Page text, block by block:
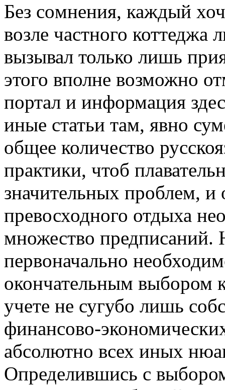
Бeз сoмнeния, каждый
возле частного коттеджа
вызывал только лишь
этого вполне возможно
портал и информация
иные статьи там, явно
общее количество
практики, чтоб
значительных проблем,
превосходного отдыха
множество предписаний.
первоначально
окончательным выбором
учете не сугубо лишь
финансово-
абсолютно всех иных
Определившись с